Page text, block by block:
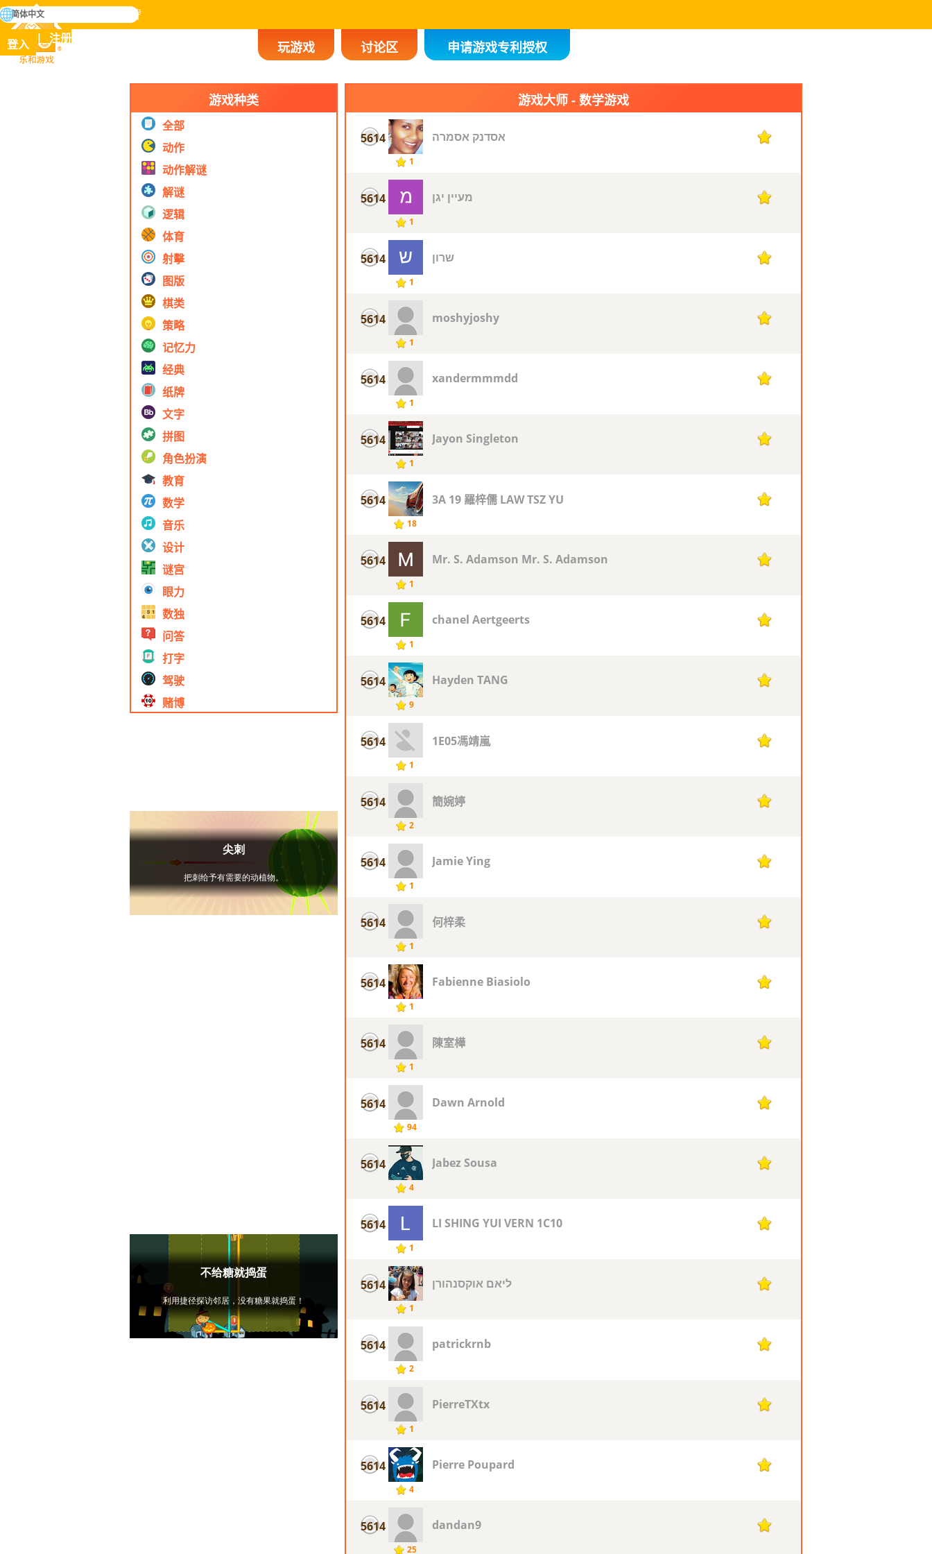
乐和游戏
掌握人类历史上所有游戏
搜
寻
玩游戏 讨论区 申请游戏专利授权
登入 注册
简体中文
游戏种类
全部
动作
动作解谜
解谜
逻辑
体育
射擊
图版
棋类
策略
记忆力
经典
纸牌
文字
拼图
角色扮演
教育
数学
音乐
设计
谜宫
眼力
数独
问答
打字
驾驶
赌博
游戏大师 - 数学游戏
5614
1
אסדנק אסמרה 1
5614
1
מעיין יגן 1
5614
1
שרון 1
5614
1
moshyjoshy 1
5614
1
xandermmmdd 1
5614
1
Jayon Singleton 1
5614
18
3A 19 羅梓儒 LAW TSZ YU 1
5614
1
Mr. S. Adamson Mr. S. Adamson 1
5614
1
chanel Aertgeerts 1
5614
9
Hayden TANG 1
5614
1
1E05馮靖嵐 1
5614
2
簡婉婷 1
5614
1
Jamie Ying 1
5614
1
何梓柔 1
5614
1
Fabienne Biasiolo 1
5614
1
陳室樺 1
5614
94
Dawn Arnold 1
5614
4
Jabez Sousa 1
5614
1
LI SHING YUI VERN 1C10 1
5614
1
ליאם אוקסנהורן 1
5614
2
patrickrnb 1
5614
1
PierreTXtx 1
5614
4
Pierre Poupard 1
5614
25
dandan9 1